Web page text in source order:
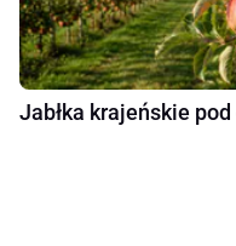
Jabłka krajeńskie